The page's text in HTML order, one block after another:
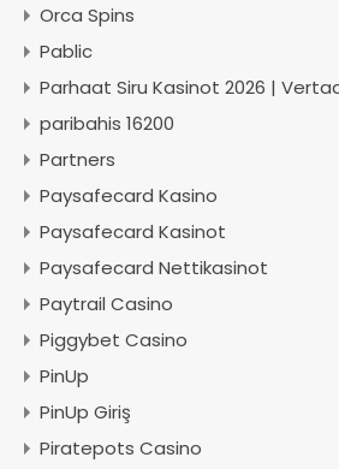
Orca Spins
Pablic
Parhaat Siru Kasinot 2026 |
paribahis 16200
Partners
Paysafecard Kasino
Paysafecard Kasinot
Paysafecard Nettikasinot
Paytrail Casino
Piggybet Casino
PinUp
PinUp Giriş
Piratepots Casino